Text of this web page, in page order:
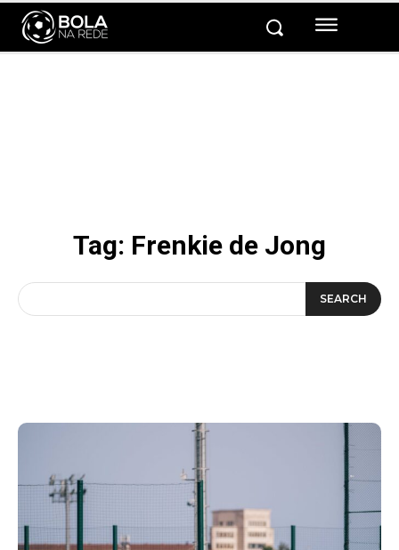
Tag: Frenkie de Jong
SEARCH